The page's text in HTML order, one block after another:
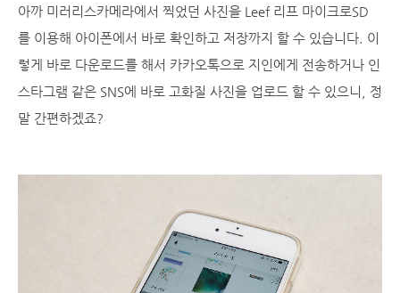
아까 미러리스카메라에서 찍었던 사진을 Leef 리프 마이크로SD
를 이용해 아이폰에서 바로 확인하고 저장까지 할 수 있습니다. 이
렇게 바로 다운로드를 해서 카카오톡으로 지인에게 전송하거나 인
스타그램 같은 SNS에 바로 고화질 사진을 업로드 할 수 있으니, 정
말 간편하겠죠?